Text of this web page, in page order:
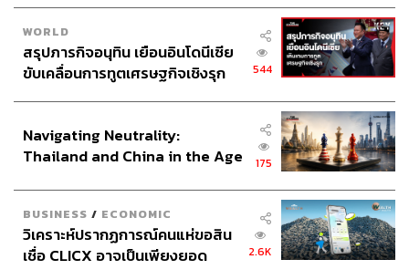
WORLD
สรุปภารกิจอนุทิน เยือนอินโดนีเซีย
ขับเคลื่อนการทูตเศรษฐกิจเชิงรุก
544
Navigating Neutrality:
Thailand and China in the Age
175
BUSINESS / ECONOMIC
วิเคราะห์ปรากฏการณ์คนแห่ขอสิน
เชื่อ CLICX อาจเป็นเพียงยอด
2.6K